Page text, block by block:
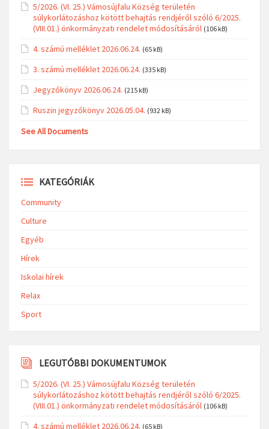
5/2026. (VI. 25.) Vámosújfalu Község területén
súlykorlátozáshoz kötött behajtás rendjéről szóló 6/2025.
(VIII.01.) önkormányzati rendelet módosításáról (106 kB)
4. számú melléklet 2026.06.24. (65 kB)
3. számú melléklet 2026.06.24. (335 kB)
Jegyzőkönyv 2026.06.24. (215 kB)
Ruszin jegyzőkönyv 2026.05.04. (932 kB)
See All Documents
KATEGÓRIÁK
Community
Culture
Egyéb
Hírek
Iskolai hírek
Relax
Sport
LEGUTÓBBI DOKUMENTUMOK
5/2026. (VI. 25.) Vámosújfalu Község területén
súlykorlátozáshoz kötött behajtás rendjéről szóló 6/2025.
(VIII.01.) önkormányzati rendelet módosításáról (106 kB)
4. számú melléklet 2026.06.24. (65 kB)